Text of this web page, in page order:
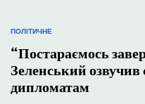
ОПУБЛІКУВАТИ
У
ПОЛІТИЧНЕ
“Постараємось
Зеленський
дипломатам